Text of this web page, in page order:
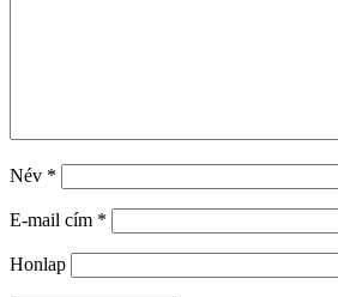
Név *
E-mail cím *
Honlap